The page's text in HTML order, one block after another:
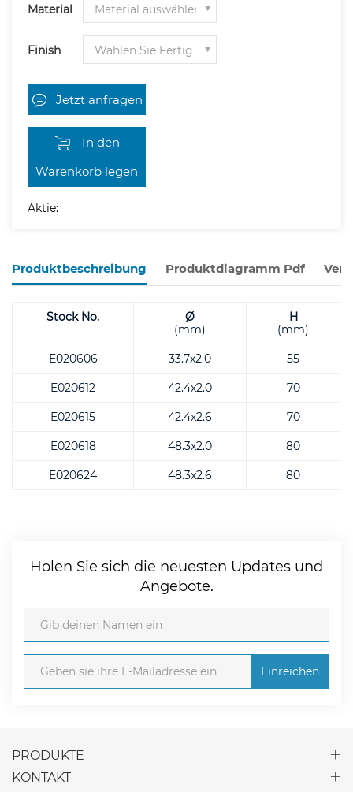
Material
Finish
Jetzt anfragen
In den
Warenkorb legen
Aktie:
Produktbeschreibung Produktdiagramm Pdf
Stock No.
Ø
(mm)
H
(mm)
E020606
33.7x2.0
55
E020612
42.4x2.0
70
E020615
42.4x2.6
70
E020618
48.3x2.0
80
E020624
48.3x2.6 80
Holen Sie sich die neuesten Updates und
Angebote.
Einreichen
PRODUKTE
KONTAKT